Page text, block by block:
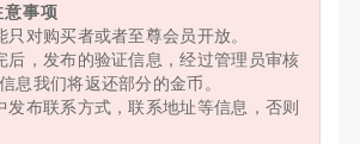
事项
对购买者或者至尊会员开放。
后，发布的验证信息，经过管理员审核
息我们将返还部分的金币。
发布联系方式，联系地址等信息，否则